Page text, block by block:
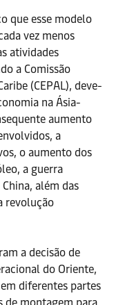
que esse modelo
vez menos
atividades
a Comissão
(CEPAL), deve-
na Ásia-
aumento
a
o aumento dos
a guerra
além das
revolução
a decisão de
do Oriente,
diferentes partes